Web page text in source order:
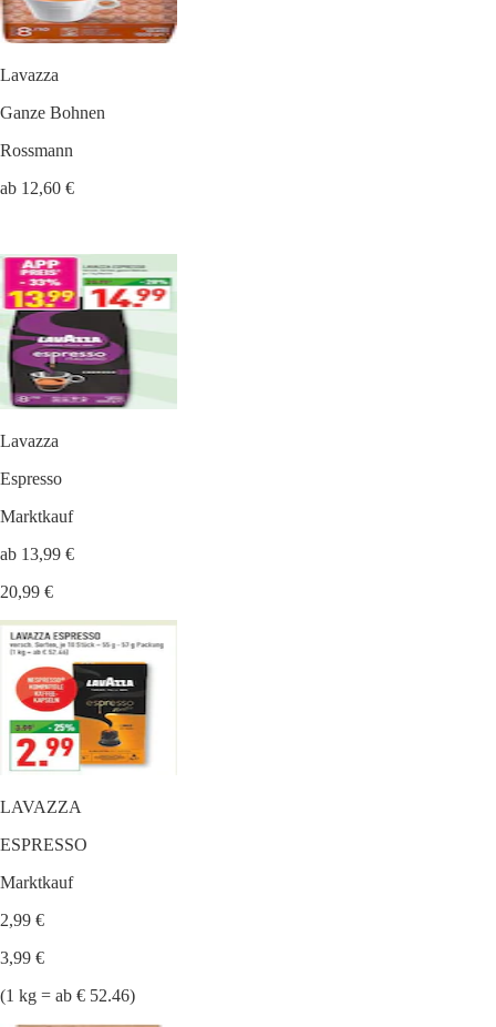
Lavazza
Ganze Bohnen
Rossmann
ab 12,60 €
Lavazza
Espresso
Marktkauf
ab 13,99 €
20,99 €
LAVAZZA
ESPRESSO
Marktkauf
2,99 €
3,99 €
(1 kg = ab € 52.46)